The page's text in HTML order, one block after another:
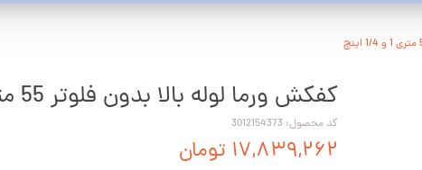
کفکش ورما لوله بالا بدون فلوتر 55 متری 1 و 1/4 اینچ
کد محصول: 3012154373
۱۷,۸۳۹,۲۶۲ تومان